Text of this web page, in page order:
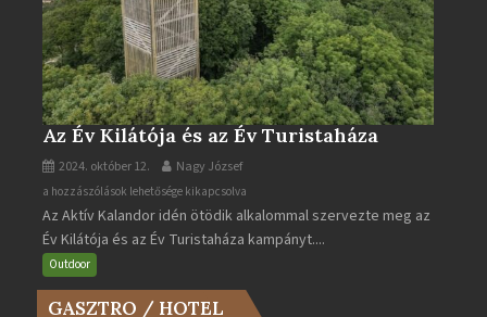
Az Év Kilátója és az Év Turistaháza
2024. október 12. Nagy József
Az
Év
Kilátója
és
az
Év
a hozzászólások lehetősége kikapcsolva
Az Aktív Kalandor idén ötödik alkalommal szervezte meg az
Év Kilátója és az Év Turistaháza kampányt....
Outdoor
GASZTRO / HOTEL